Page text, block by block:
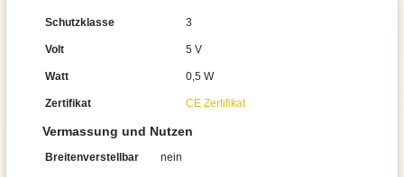
Schutzklasse 3
Volt 5 V
Watt 0,5 W
Zertifikat CE Zertifikat
Vermassung und Nutzen
Breitenverstellbar nein